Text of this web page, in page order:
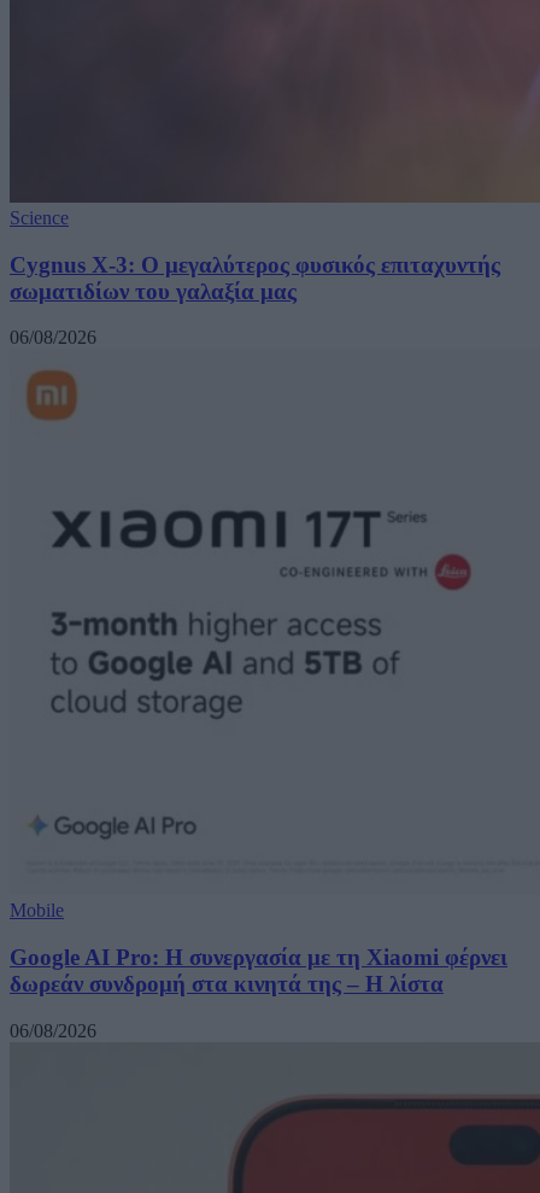
Science
Cygnus X-3: Ο μεγαλύτερος φυσικός επιταχυντής
σωματιδίων του γαλαξία μας
06/08/2026
Mobile
Google AI Pro: Η συνεργασία με τη Xiaomi φέρνει
δωρεάν συνδρομή στα κινητά της – Η λίστα
06/08/2026